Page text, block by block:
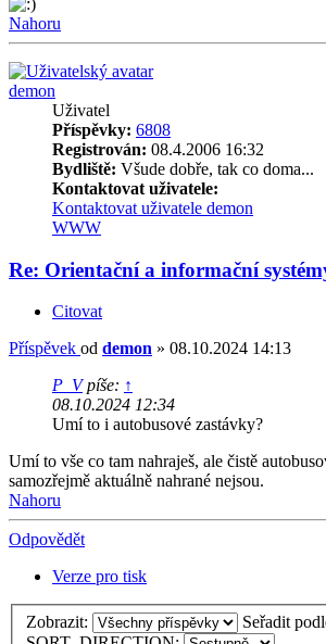
Nahoru
demon
Uživatel
Příspěvky: 6808
Registrován: 08.4.2006 16:32
Bydliště: Všude dobře, tak co doma...
Kontaktovat uživatele:
Kontaktovat uživatele demon
WWW
Re: Orientační a informační
Citovat
Příspěvek od demon » 08.10.2024 14:13
P_Vpíše: ↑
08.10.2024 12:34
Umí to i autobusové zastávky?
Umí to vše co tam nahraješ, ale čistě
samozřejmě aktuálně nahrané nejsou.
Nahoru
Odpovědět
Verze pro tisk
Zobrazit:
Seřadit